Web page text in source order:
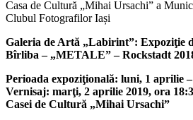
Casa de Cultură „Mihai Ursachi” a
Clubul Fotografilor Iași
Galeria de Artă „Labirint”: Expoziţie
Bîrliba – „METALE” – Rockstadt
Perioada expoziţională: luni, 1 aprilie
Vernisaj: marţi, 2 aprilie 2019, ora
Casei de Cultură „Mihai Ursachi”